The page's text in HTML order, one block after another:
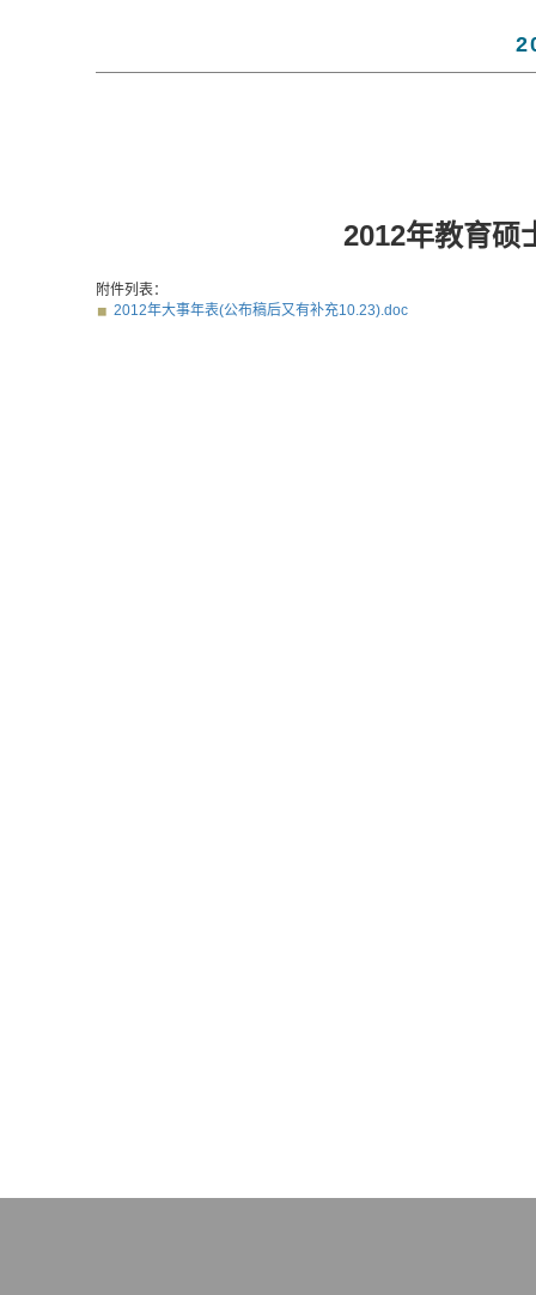
2012年教育硕
附件列表：
2012年大事年表(公布稿后又有补充10.23).doc